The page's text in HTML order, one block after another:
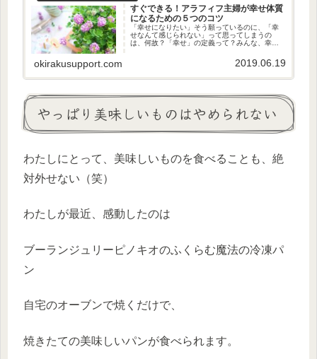
すぐできる！アラフィフ主婦が幸せ体質
になるための５つのコツ
「幸せになりたい」そう願っているのに、「幸
せなんて感じられない」って思ってしまうの
は、何故？「幸せ」の定義って？みんな、幸せ
せ」とは何なのか、私なりに、「幸せ」の定義
について考えてみました。生きてい...
okirakusupport.com 2019.06.19
やっぱり美味しいものはやめられない
わたしにとって、美味しいものを食べることも、絶
対外せない（笑）
わたしが最近、感動したのは
ブーランジュリーピノキオのふくらむ魔法の冷凍パ
ン
自宅のオーブンで焼くだけで、
焼きたての美味しいパンが食べられます。